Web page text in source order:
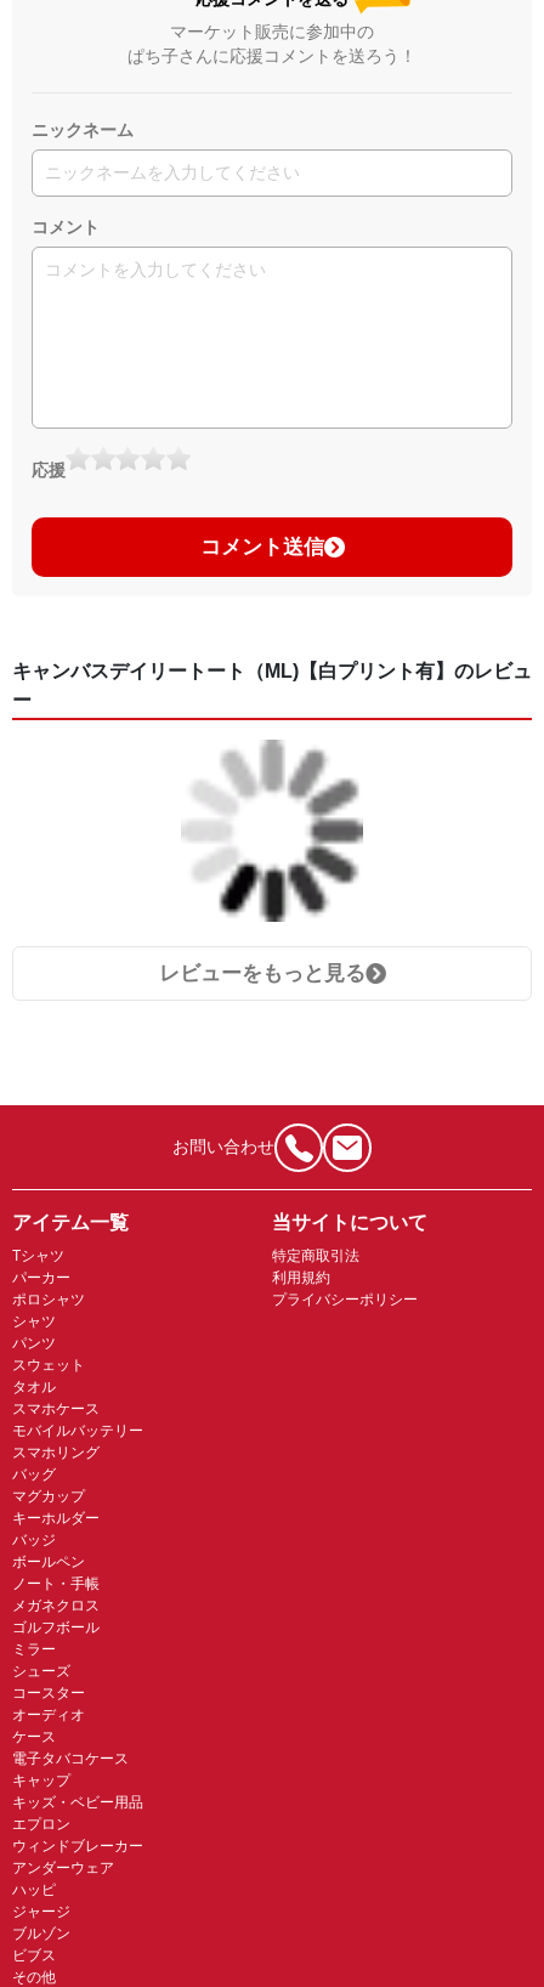
マーケット販売に参加中の
ぱち子さんに応援コメントを送ろう！
ニックネーム
コメント
応援
コメント送信
キャンバスデイリートート（ML)【白プリント有】のレビュ
ー
レビューをもっと見る
お問い合わせ
アイテム一覧
Tシャツ
パーカー
ポロシャツ
シャツ
パンツ
スウェット
タオル
スマホケース
モバイルバッテリー
スマホリング
バッグ
マグカップ
キーホルダー
バッジ
ボールペン
ノート・手帳
メガネクロス
ゴルフボール
ミラー
シューズ
コースター
オーディオ
ケース
電子タバコケース
キャップ
キッズ・ベビー用品
エプロン
ウィンドブレーカー
アンダーウェア
ハッピ
ジャージ
ブルゾン
ビブス
その他
当サイトについて
特定商取引法
利用規約
プライバシーポリシー